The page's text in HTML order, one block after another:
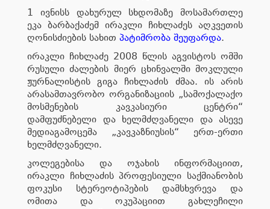
1 ივნისს დახურულ სხდომაზე მოსამართლე
ეკა ბარბაქაძემ ირაკლი ჩიხლაძეს აღკვეთის
ღონისძიების სახით პატიმრობა შეუფარდა.
ირაკლი ჩიხლაძე 2008 წლის აგვისტოს ომში
რუსული ძალების მიერ ცხინვალში მოკლული
ჟურნალისტის გიგა ჩიხლაძის ძმაა. ის არის
არასამთავრობო ორგანიზაციის „სამოქალაქო
მოსმენების კავკასიური ცენტრი“
დამფუძნებელი და ხელმძღვანელი და ასევე
მედიაგამოცემა „კავკაზნიუსის“ ერთ-ერთი
ხელმძღვანელი.
კოლეგებისა და ოჯახის ინფორმაციით,
ირაკლი ჩიხლაძის პროფესიული საქმიანობის
ფოკუსი სტერეოტიპების დამსხვრევა და
ომითა და ოკუპაციით გახლეჩილი